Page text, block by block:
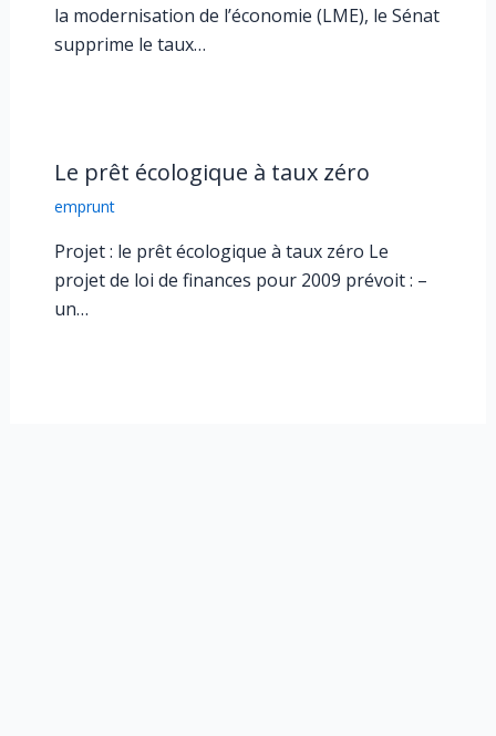
la modernisation de l’économie (LME), le Sénat
supprime le taux…
Le prêt écologique à taux zéro
emprunt
Projet : le prêt écologique à taux zéro Le
projet de loi de finances pour 2009 prévoit : –
un…